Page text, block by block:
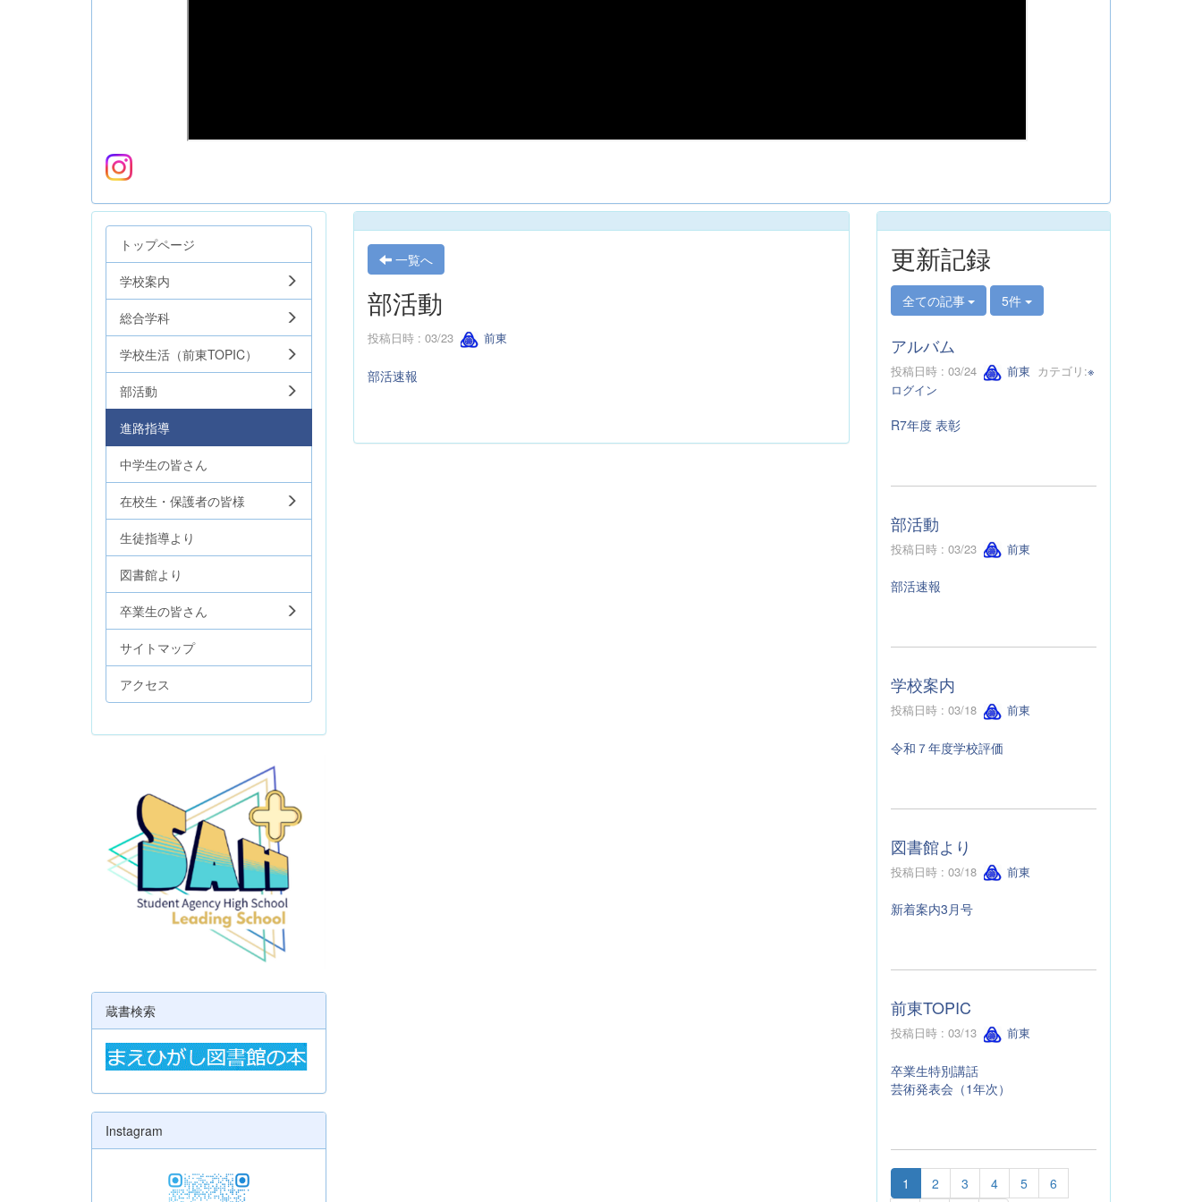
一覧へ
部活動
投稿日時 : 03/23 前東
部活速報
トップページ
学校案内
総合学科
学校生活（前東TOPIC）
部活動
進路指導
中学生の皆さん
在校生・保護者の皆様
生徒指導より
図書館より
卒業生の皆さん
サイトマップ
アクセス
蔵書検索
Instagram
更新記録
全ての記事 5件
アルバム
投稿日時 : 03/24 前東 カテゴリ:※
ログイン
R7年度 表彰
部活動
投稿日時 : 03/23 前東
部活速報
学校案内
投稿日時 : 03/18 前東
令和７年度学校評価
図書館より
投稿日時 : 03/18 前東
新着案内3月号
前東TOPIC
投稿日時 : 03/13 前東
卒業生特別講話
芸術発表会（1年次）
1 2 3 4 5
6